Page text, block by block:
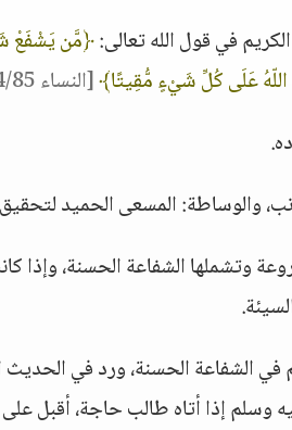
في قول الله تعالى:﴿مَّن يَشْفَعْ
عَلَى كُلِّ شَيْءٍ مُّقِيتًا﴾[النساء 4/85]
والوساطة: المسعى الحميد
وتشملها الشفاعة الحسنة، وإذا
في الشفاعة الحسنة، ورد في
وسلم إذا أتاه طالب حاجة، أقبل